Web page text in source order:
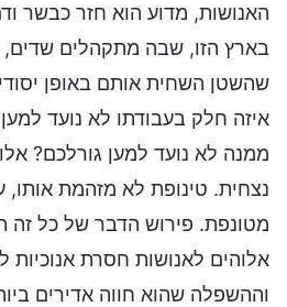
האנושות, מדוע הוא חזר כבשר
בארץ הזו, שבה מתקהלים שדים,
שהשטן השחית אותם באופן
איזה חלק בעבודתו לא נועד
ממנה לא נועד למען גורלכם?
נצחית. טינופת לא מזהמת
מטונפת. פירוש הדבר של כל זה
אלוהים לאנושות חסרת אנוכיות
וההשפלה שהוא חווה אדירים